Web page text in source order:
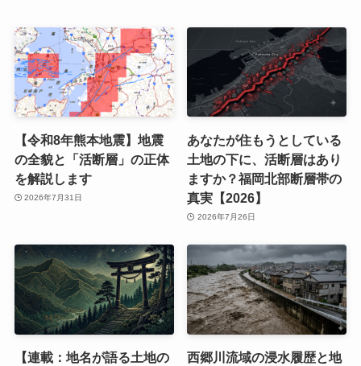
【令和8年熊本地震】地震
の全貌と「活断層」の正体
を解説します
2026年7月31日
あなたが住もうとしている
土地の下に、活断層はあり
ますか？福岡北部断層帯の
真実【2026】
2026年7月26日
【連載：地名が語る土地の
西郷川流域の浸水履歴と地